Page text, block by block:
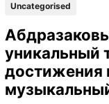
Uncategorised
уникальный
достижения